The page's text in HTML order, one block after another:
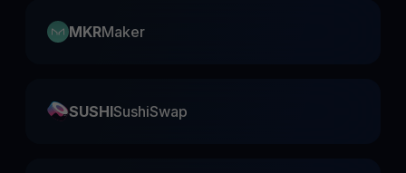
MKRMaker
SUSHISushiSwap